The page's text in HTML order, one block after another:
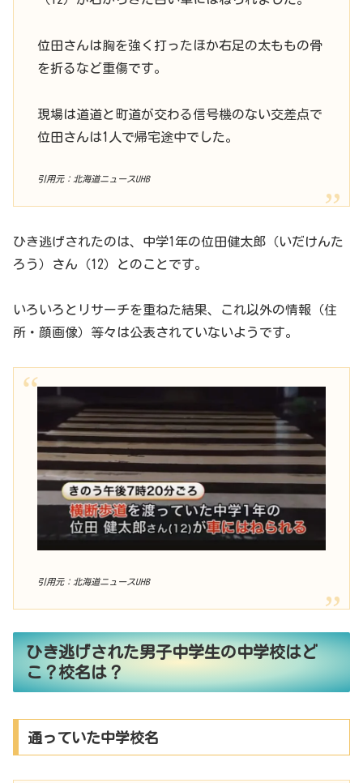
位田さんは胸を強く打ったほか右足の太ももの骨
を折るなど重傷です。
現場は道道と町道が交わる信号機のない交差点で
位田さんは1人で帰宅途中でした。
引用元：北海道ニュースUHB
ひき逃げされたのは、中学1年の位田健太郎（いだけんた
ろう）さん（12）とのことです。
いろいろとリサーチを重ねた結果、これ以外の情報（住
所・顔画像）等々は公表されていないようです。
引用元：北海道ニュースUHB
ひき逃げされた男子中学生の中学校はど
こ？校名は？
通っていた中学校名